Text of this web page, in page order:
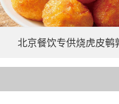
北京餐饮专供烧虎皮鹌